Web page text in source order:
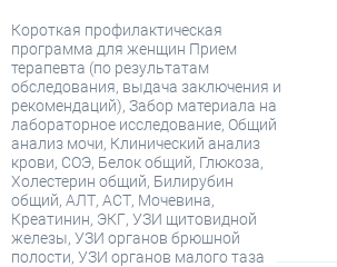
Короткая профилактическая
программа для женщин Прием
терапевта (по результатам
обследования, выдача заключения и
рекомендаций), Забор материала на
лабораторное исследование, Общий
анализ мочи, Клинический анализ
крови, СОЭ, Белок общий, Глюкоза,
Холестерин общий, Билирубин
общий, АЛТ, АСТ, Мочевина,
Креатинин, ЭКГ, УЗИ щитовидной
железы, УЗИ органов брюшной
полости, УЗИ органов малого таза